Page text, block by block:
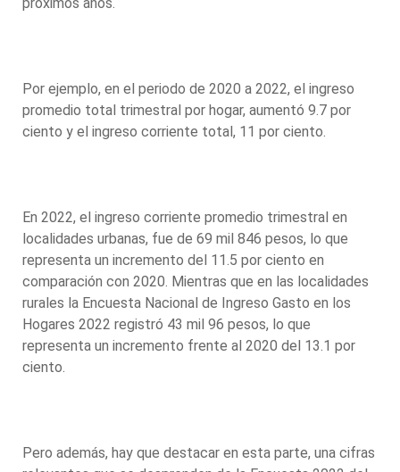
Por ejemplo, en el periodo de 2020 a 2022, el ingreso
promedio total trimestral por hogar, aumentó 9.7 por
ciento y el ingreso corriente total, 11 por ciento.
En 2022, el ingreso corriente promedio trimestral en
localidades urbanas, fue de 69 mil 846 pesos, lo que
representa un incremento del 11.5 por ciento en
comparación con 2020. Mientras que en las localidades
rurales la Encuesta Nacional de Ingreso Gasto en los
Hogares 2022 registró 43 mil 96 pesos, lo que
representa un incremento frente al 2020 del 13.1 por
ciento.
Pero además, hay que destacar en esta parte, una cifras